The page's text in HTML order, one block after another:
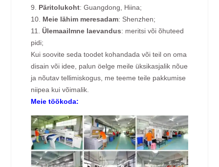
9. Päritolukoht: Guangdong, Hiina;
10. Meie lähim meresadam: Shenzhen;
11.Ülemaailmne laevandus: meritsi või õhuteed
pidi;
Kui soovite seda toodet kohandada või teil on oma
disain või idee, palun öelge meile üksikasjalik nõue
ja nõutav tellimiskogus, me teeme teile pakkumise
niipea kui võimalik.
Meie töökoda: